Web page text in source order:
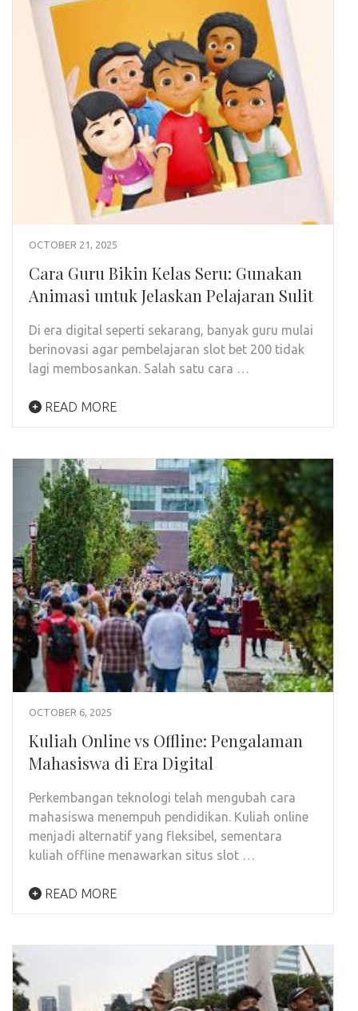
OCTOBER 21, 2025
Cara Guru Bikin Kelas Seru: Gunakan
Animasi untuk Jelaskan Pelajaran Sulit
Di era digital seperti sekarang, banyak guru mulai
berinovasi agar pembelajaran slot bet 200 tidak
lagi membosankan. Salah satu cara …
READ MORE
OCTOBER 6, 2025
Kuliah Online vs Offline: Pengalaman
Mahasiswa di Era Digital
Perkembangan teknologi telah mengubah cara
mahasiswa menempuh pendidikan. Kuliah online
menjadi alternatif yang fleksibel, sementara
kuliah offline menawarkan situs slot …
READ MORE